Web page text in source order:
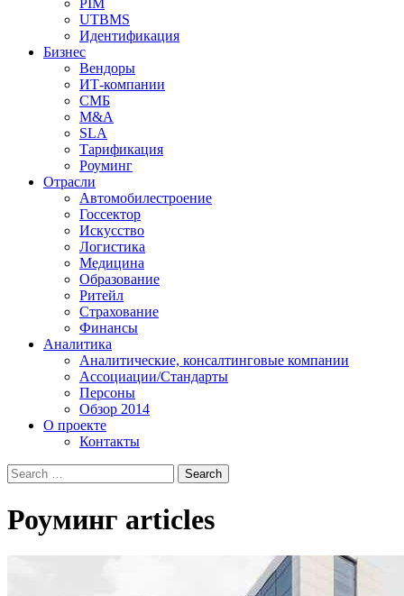
PIM
UTBMS
Идентификация
Бизнес
Вендоры
ИТ-компании
СМБ
M&A
SLA
Тарификация
Роуминг
Отрасли
Автомобилестроение
Госсектор
Искусство
Логистика
Медицина
Образование
Ритейл
Страхование
Финансы
Аналитика
Аналитические, консалтинговые компании
Ассоциации/Стандарты
Персоны
Обзор 2014
О проекте
Контакты
Роуминг articles